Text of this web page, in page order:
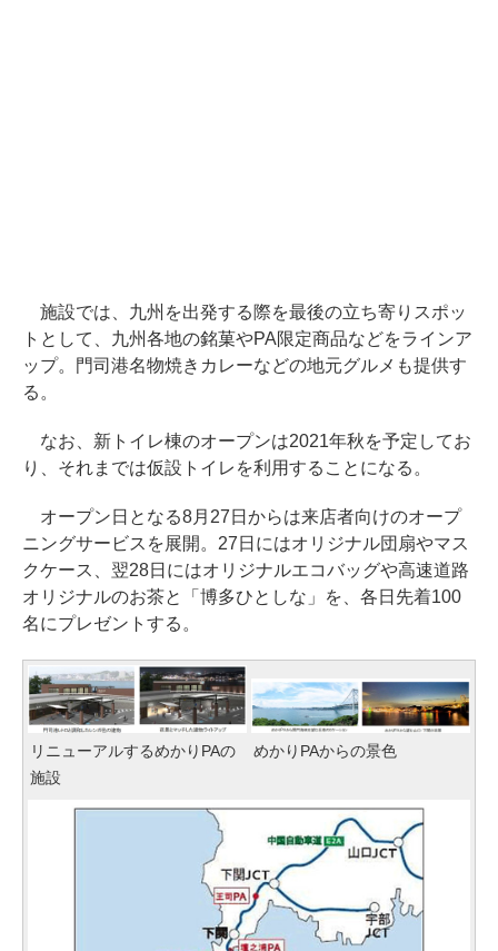
施設では、九州を出発する際を最後の立ち寄りスポッ
トとして、九州各地の銘菓やPA限定商品などをラインア
ップ。門司港名物焼きカレーなどの地元グルメも提供す
る。
なお、新トイレ棟のオープンは2021年秋を予定してお
り、それまでは仮設トイレを利用することになる。
オープン日となる8月27日からは来店者向けのオープ
ニングサービスを展開。27日にはオリジナル団扇やマス
クケース、翌28日にはオリジナルエコバッグや高速道路
オリジナルのお茶と「博多ひとしな」を、各日先着100
名にプレゼントする。
リニューアルするめかりPAの
施設
めかりPAからの景色